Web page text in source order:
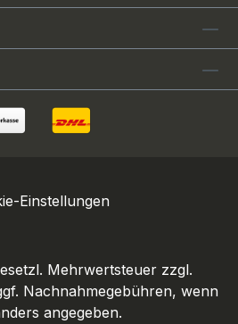
Einstellungen
Mehrwertsteuer zzgl.
Nachnahmegebühren, wenn
angegeben.